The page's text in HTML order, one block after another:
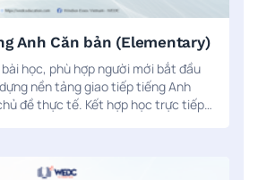
Anh Căn bản (Elementary)
học, phù hợp người mới bắt đầu
nền tảng giao tiếp tiếng Anh
đề thực tế. Kết hợp học trực tiếp